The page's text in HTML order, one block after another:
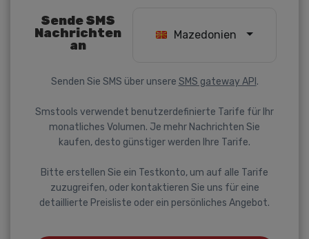
Sende SMS
Nachrichten
an
Mazedonien
Senden Sie SMS über unsere SMS gateway API .
Smstools verwendet benutzerdefinierte Tarife für Ihr
monatliches Volumen. Je mehr Nachrichten Sie
kaufen, desto günstiger werden Ihre Tarife.
Bitte erstellen Sie ein Testkonto, um auf alle Tarife
zuzugreifen, oder kontaktieren Sie uns für eine
detaillierte Preisliste oder ein persönliches Angebot.